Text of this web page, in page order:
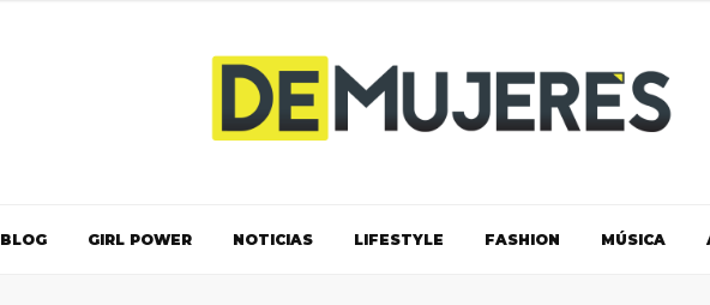
BLOG GIRL POWER NOTICIAS LIFESTYLE FASHION MÚSICA